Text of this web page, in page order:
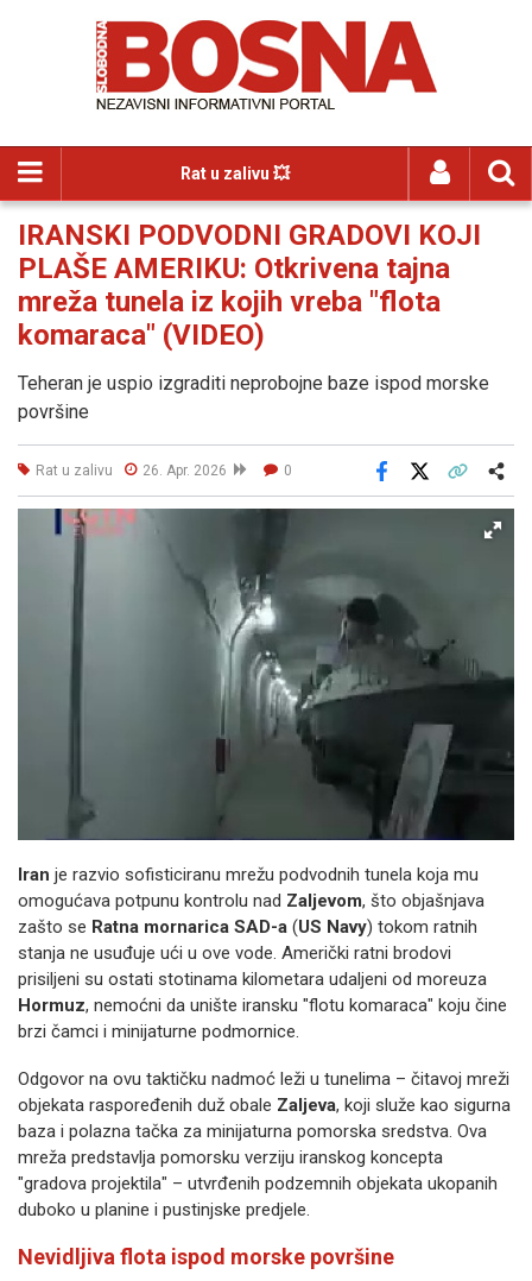
Rat u zalivu 💥
IRANSKI PODVODNI GRADOVI KOJI
PLAŠE AMERIKU: Otkrivena tajna
mreža tunela iz kojih vreba "flota
komaraca" (VIDEO)
Teheran je uspio izgraditi neprobojne baze ispod morske
površine
Rat u zalivu 26. Apr. 2026 0
Facebook
Iran je razvio sofisticiranu mrežu podvodnih tunela koja mu
omogućava potpunu kontrolu nad Zaljevom, što objašnjava
zašto se Ratna mornarica SAD-a (US Navy) tokom ratnih
stanja ne usuđuje ući u ove vode. Američki ratni brodovi
prisiljeni su ostati stotinama kilometara udaljeni od moreuza
Hormuz, nemoćni da unište iransku "flotu komaraca" koju čine
brzi čamci i minijaturne podmornice.
Odgovor na ovu taktičku nadmoć leži u tunelima – čitavoj mreži
objekata raspoređenih duž obale Zaljeva, koji služe kao sigurna
baza i polazna tačka za minijaturna pomorska sredstva. Ova
mreža predstavlja pomorsku verziju iranskog koncepta
"gradova projektila" – utvrđenih podzemnih objekata ukopanih
duboko u planine i pustinjske predjele.
Nevidljiva flota ispod morske površine